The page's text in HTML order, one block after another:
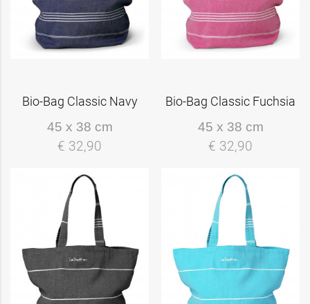
Bio-Bag Classic Navy
45 x 38 cm
€ 32,90
Bio-Bag Classic Fuchsia
45 x 38 cm
€ 32,90